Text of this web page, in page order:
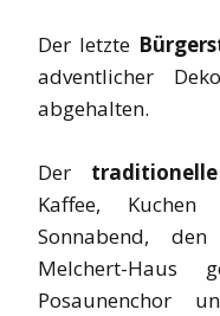
Der letzte
adventlicher
abgehalten.
Der
Kaffee,
Sonnabend,
Melchert-Haus
Posaunenchor